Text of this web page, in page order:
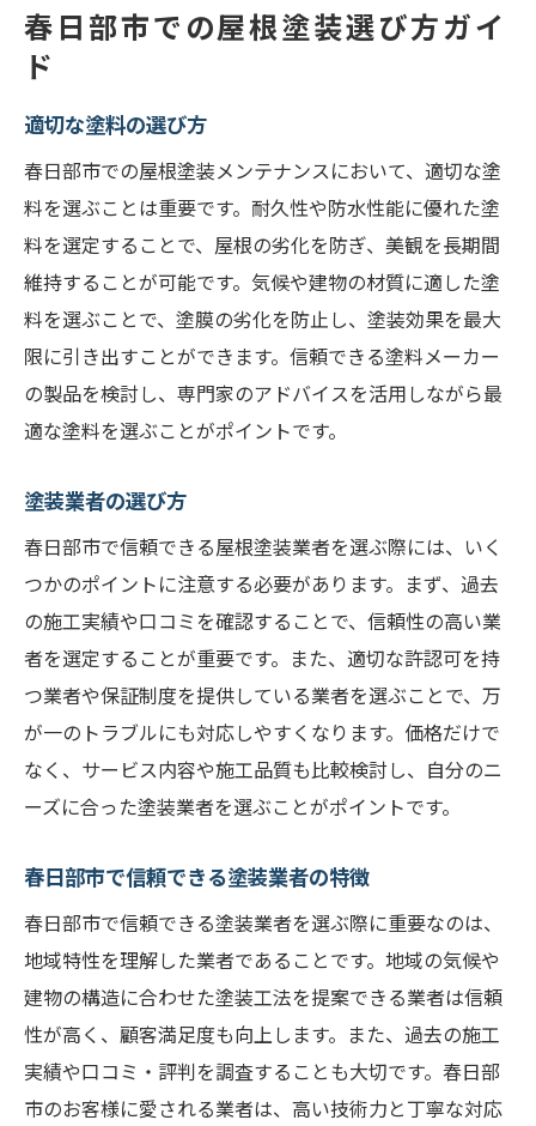
春日部市での屋根塗装選び方ガイ
ド
適切な塗料の選び方
春日部市での屋根塗装メンテナンスにおいて、適切な塗
料を選ぶことは重要です。耐久性や防水性能に優れた塗
料を選定することで、屋根の劣化を防ぎ、美観を長期間
維持することが可能です。気候や建物の材質に適した塗
料を選ぶことで、塗膜の劣化を防止し、塗装効果を最大
限に引き出すことができます。信頼できる塗料メーカー
の製品を検討し、専門家のアドバイスを活用しながら最
適な塗料を選ぶことがポイントです。
塗装業者の選び方
春日部市で信頼できる屋根塗装業者を選ぶ際には、いく
つかのポイントに注意する必要があります。まず、過去
の施工実績や口コミを確認することで、信頼性の高い業
者を選定することが重要です。また、適切な許認可を持
つ業者や保証制度を提供している業者を選ぶことで、万
が一のトラブルにも対応しやすくなります。価格だけで
なく、サービス内容や施工品質も比較検討し、自分のニ
ーズに合った塗装業者を選ぶことがポイントです。
春日部市で信頼できる塗装業者の特徴
春日部市で信頼できる塗装業者を選ぶ際に重要なのは、
地域特性を理解した業者であることです。地域の気候や
建物の構造に合わせた塗装工法を提案できる業者は信頼
性が高く、顧客満足度も向上します。また、過去の施工
実績や口コミ・評判を調査することも大切です。春日部
市のお客様に愛される業者は、高い技術力と丁寧な対応